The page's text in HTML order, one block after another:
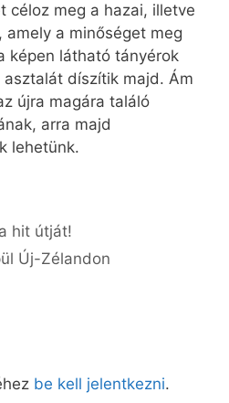
céloz meg a hazai, illetve
amely a minőséget meg
képen látható tányérok
asztalát díszítik majd. Ám
újra magára találó
arra majd
lehetünk.
hit útját!
Új-Zélandon
be kell jelentkezni.